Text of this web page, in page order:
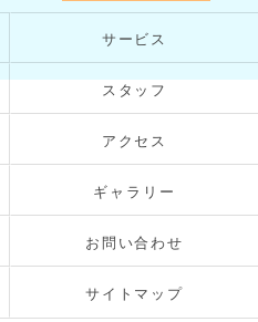
サービス
スタッフ
アクセス
ギャラリー
お問い合わせ
サイトマップ